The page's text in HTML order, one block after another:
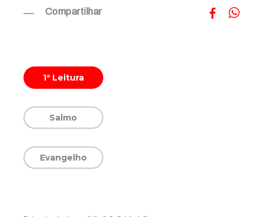
Compartilhar
1ª Leitura
Salmo
Evangelho